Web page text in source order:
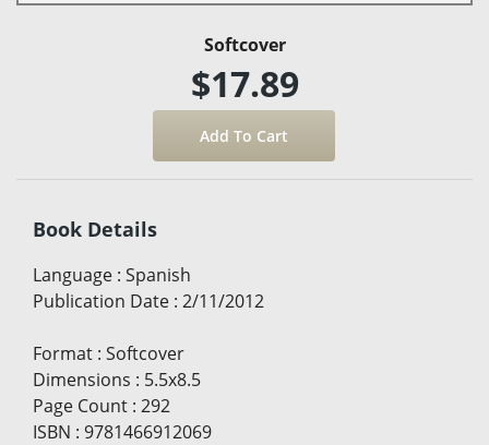
Softcover
$17.89
Book Details
Language : Spanish
Publication Date : 2/11/2012
Format : Softcover
Dimensions : 5.5x8.5
Page Count : 292
ISBN : 9781466912069